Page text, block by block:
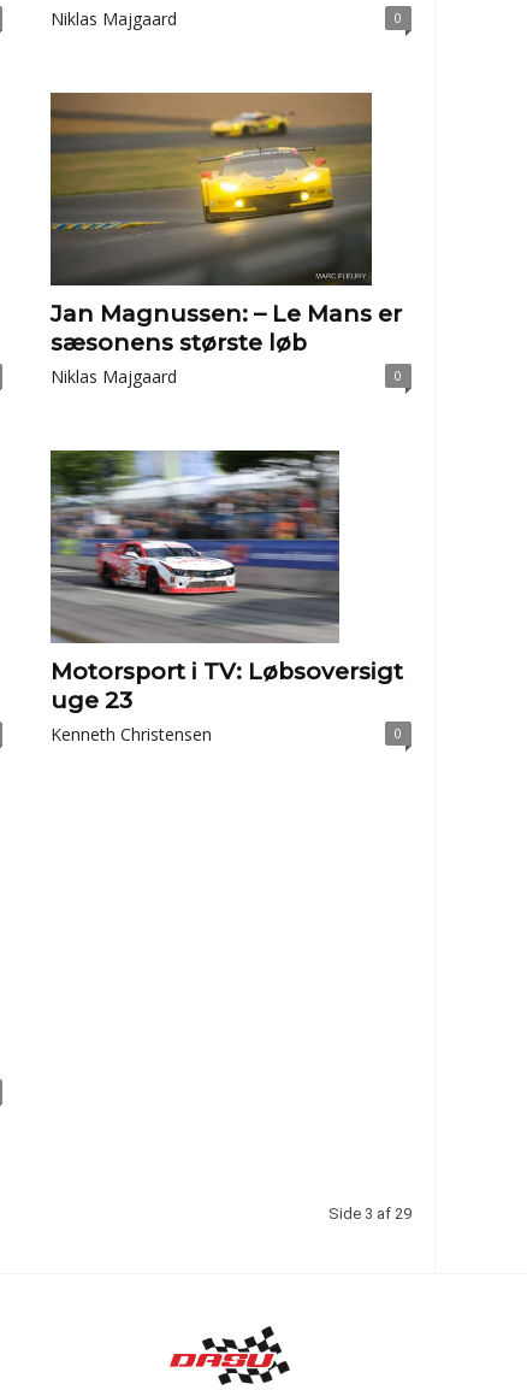
Niklas Majgaard 0
Jan Magnussen: – Le Mans er
sæsonens største løb
Niklas Majgaard 0
Motorsport i TV: Løbsoversigt
uge 23
Kenneth Christensen 0
Side 3 af 29